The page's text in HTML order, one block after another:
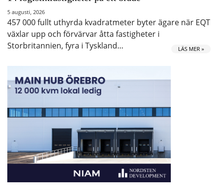
5 augusti, 2026
457 000 fullt uthyrda kvadratmeter byter ägare när EQT
växlar upp och förvärvar åtta fastigheter i
Storbritannien, fyra i Tyskland…
LÄS MER »